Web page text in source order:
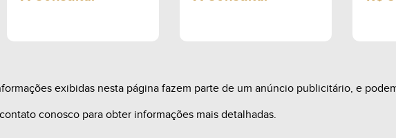
exibidas nesta página fazem parte de um anúncio publicitário, e
conosco para obter informações mais detalhadas.